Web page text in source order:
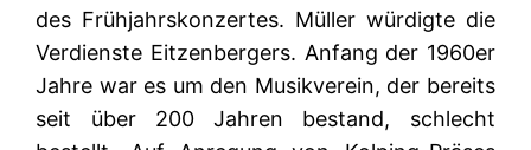
des Frühjahrskonzertes. Müller würdigte die
Verdienste Eitzenbergers. Anfang der 1960er
Jahre war es um den Musikverein, der bereits
seit über 200 Jahren bestand, schlecht